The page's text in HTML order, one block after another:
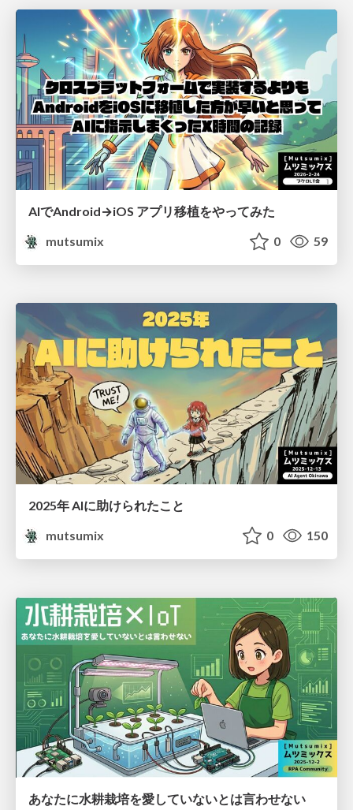
AIでAndroid→iOS アプリ移植をやってみた
mutsumix
0 59
2025年 AIに助けられたこと
mutsumix
0 150
あなたに水耕栽培を愛していないとは言わせない